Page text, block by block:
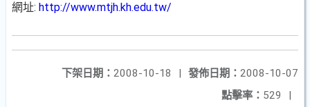
網址: http://www.mtjh.kh.edu.tw/
發佈日期： 2008-10-07
下架日期： 2008-10-18
|
點擊率： 529 |